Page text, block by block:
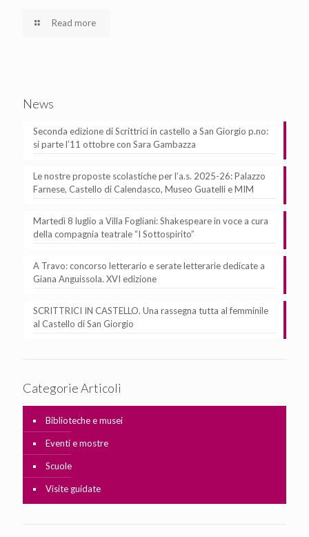
Read more
News
Seconda edizione di Scrittrici in castello a San Giorgio p.no:
si parte l’11 ottobre con Sara Gambazza
Le nostre proposte scolastiche per l’a.s. 2025-26: Palazzo
Farnese, Castello di Calendasco, Museo Guatelli e MIM
Martedì 8 luglio a Villa Fogliani: Shakespeare in voce a cura
della compagnia teatrale “I Sottospirito”
A Travo: concorso letterario e serate letterarie dedicate a
Giana Anguissola. XVI edizione
SCRITTRICI IN CASTELLO. Una rassegna tutta al femminile
al Castello di San Giorgio
Categorie Articoli
Biblioteche e musei
Eventi e mostre
Scuole
Visite guidate